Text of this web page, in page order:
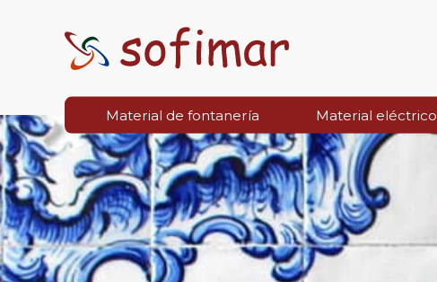
Material de fontanería Material eléctrico